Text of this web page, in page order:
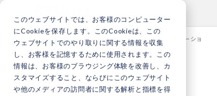
このウェブサイトでは、お客様のコンピューター
にCookieを保存します。このCookieは、この
ウェブサイトでのやり取りに関する情報を収集
し、お客様を記憶するために使用されます。この
情報は、お客様のブラウジング体験を改善し、カ
スタマイズすること、ならびにこのウェブサイト
や他のメディアの訪問者に関する解析と指標を得
TOP 事例紹介 お客様にとってのスコープ1へのソリューション